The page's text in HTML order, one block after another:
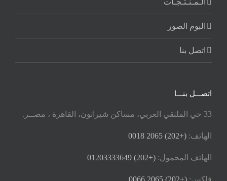
الـمـنـتـجـات
البوم الصور
اتصل بنا
اتصـــل بنـــا
33 حي الملتقي العربي، مساكن شيراتون، القاهرة ، مصــر.
الهاتف: (+202) 2065 0018
الهاتف المحمول: (+202) 01203333649
فاكس: (+202) 2065 0066